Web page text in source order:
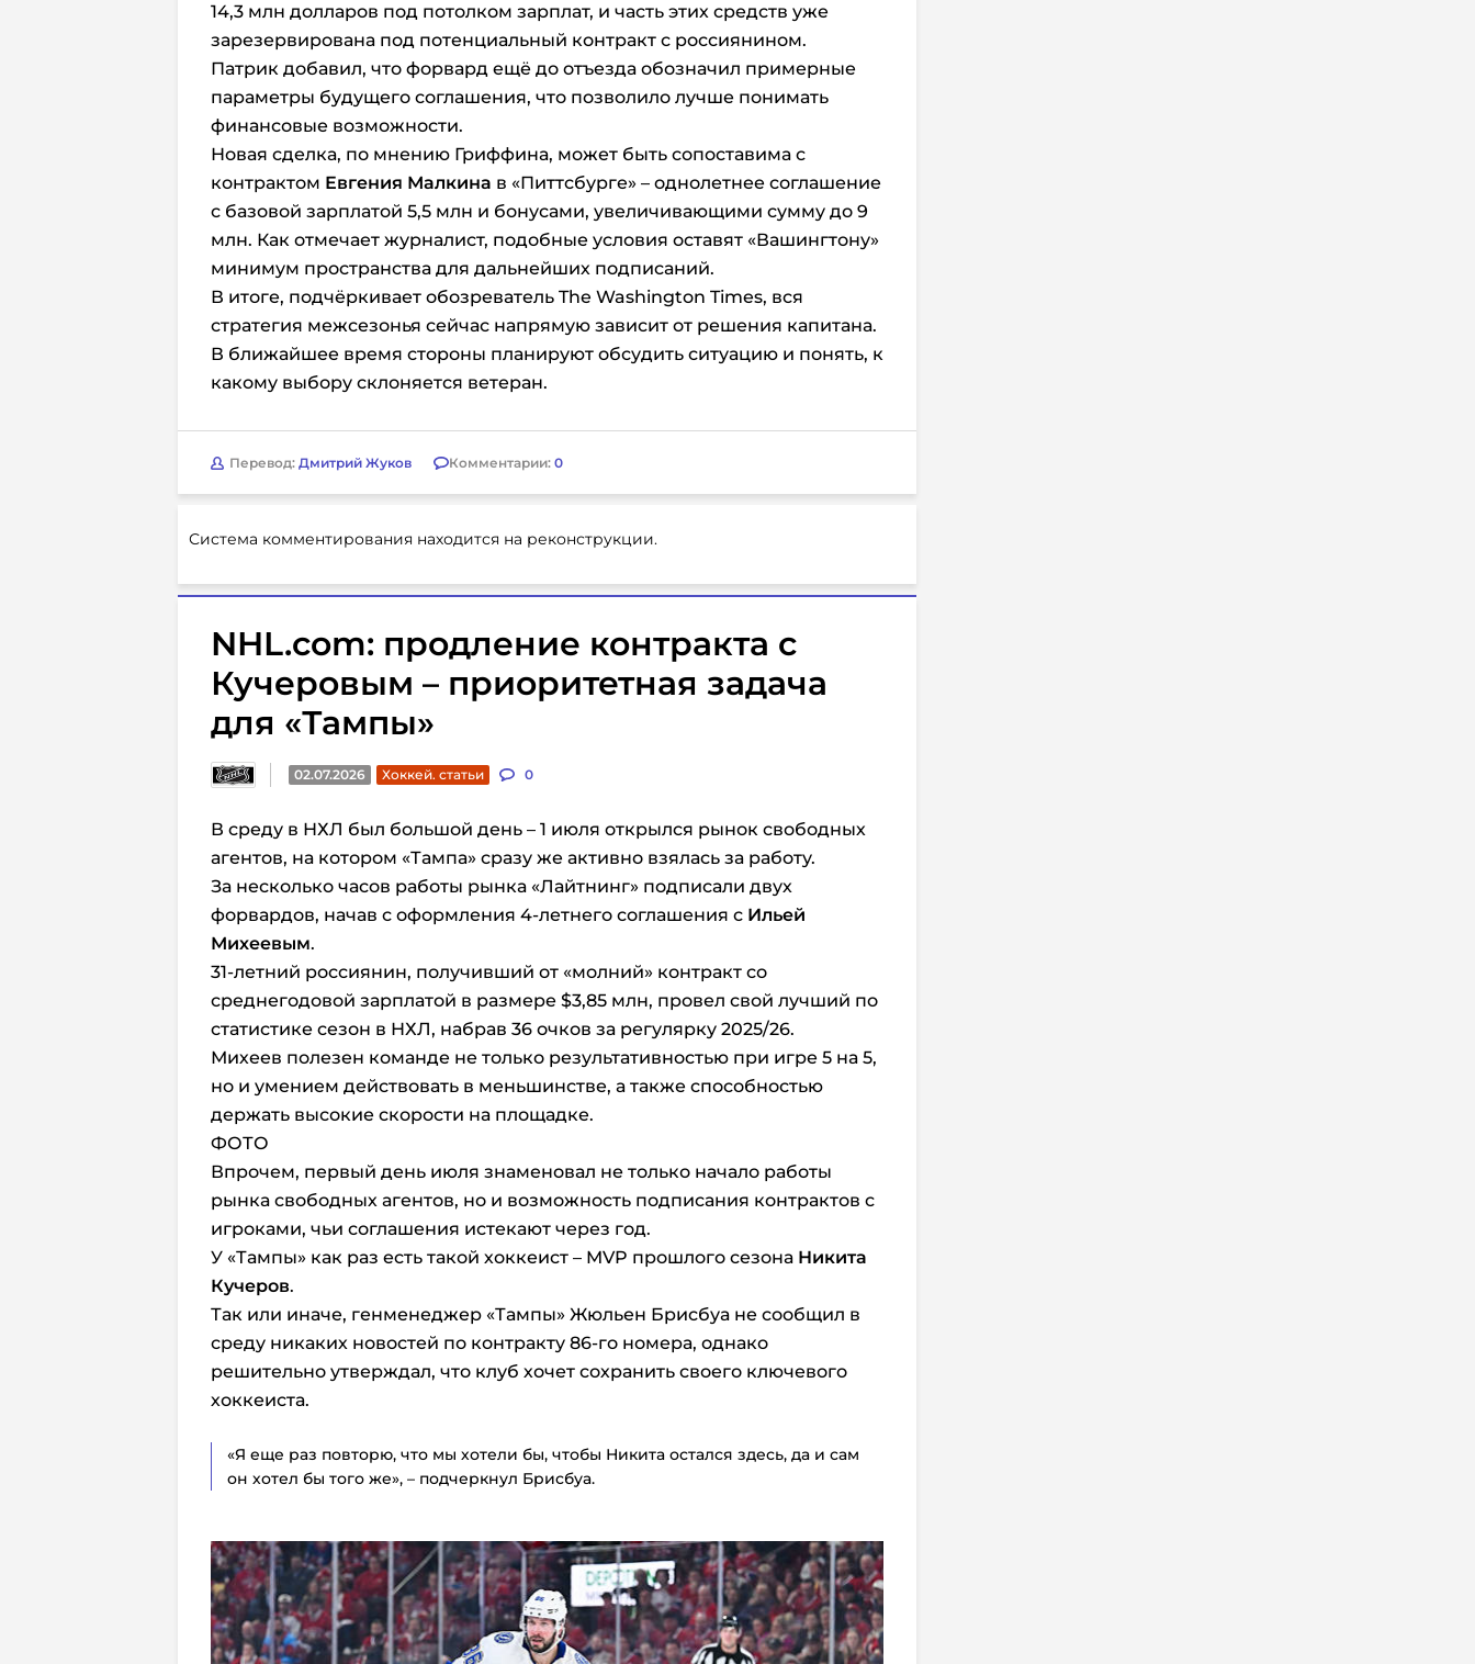
14,3 млн долларов под потолком зарплат, и часть этих средств уже
зарезервирована под потенциальный контракт с россиянином.
Патрик добавил, что форвард ещё до отъезда обозначил примерные
параметры будущего соглашения, что позволило лучше понимать
финансовые возможности.
Новая сделка, по мнению Гриффина, может быть сопоставима с
контрактом Евгения Малкина в «Питтсбурге» – однолетнее соглашение
с базовой зарплатой 5,5 млн и бонусами, увеличивающими сумму до 9
млн. Как отмечает журналист, подобные условия оставят «Вашингтону»
минимум пространства для дальнейших подписаний.
В итоге, подчёркивает обозреватель The Washington Times, вся
стратегия межсезонья сейчас напрямую зависит от решения капитана.
В ближайшее время стороны планируют обсудить ситуацию и понять, к
какому выбору склоняется ветеран.
Перевод: Дмитрий Жуков Комментарии: 0
Система комментирования находится на реконструкции.
NHL.com: продление контракта с
Кучеровым – приоритетная задача
для «Тампы»
02.07.2026 Хоккей. статьи 0
В среду в НХЛ был большой день – 1 июля открылся рынок свободных
агентов, на котором «Тампа» сразу же активно взялась за работу.
За несколько часов работы рынка «Лайтнинг» подписали двух
форвардов, начав с оформления 4-летнего соглашения с Ильей
Михеевым.
31-летний россиянин, получивший от «молний» контракт со
среднегодовой зарплатой в размере $3,85 млн, провел свой лучший по
статистике сезон в НХЛ, набрав 36 очков за регулярку 2025/26.
Михеев полезен команде не только результативностью при игре 5 на 5,
но и умением действовать в меньшинстве, а также способностью
держать высокие скорости на площадке.
ФОТО
Впрочем, первый день июля знаменовал не только начало работы
рынка свободных агентов, но и возможность подписания контрактов с
игроками, чьи соглашения истекают через год.
У «Тампы» как раз есть такой хоккеист – MVP прошлого сезона Никита
Кучеров.
Так или иначе, генменеджер «Тампы» Жюльен Брисбуа не сообщил в
среду никаких новостей по контракту 86-го номера, однако
решительно утверждал, что клуб хочет сохранить своего ключевого
хоккеиста.
«Я еще раз повторю, что мы хотели бы, чтобы Никита остался здесь, да и сам
он хотел бы того же», – подчеркнул Брисбуа.